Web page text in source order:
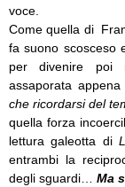
voce.
Come quella di
fa suono scosceso
per divenire poi
assaporata
che ricordarsi del
quella forza
lettura galeotta di
entrambi la
degli sguardi…
Ma